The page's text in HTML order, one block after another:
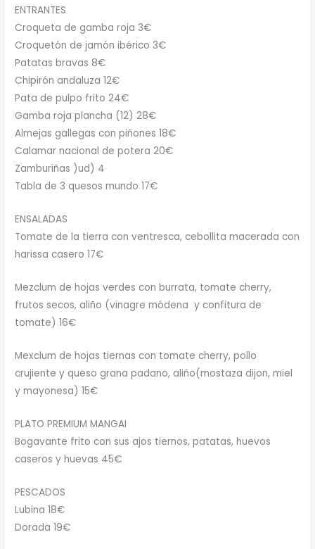
ENTRANTES
Croqueta de gamba roja 3€
Croquetón de jamón ibérico 3€
Patatas bravas 8€
Chipirón andaluza 12€
Pata de pulpo frito 24€
Gamba roja plancha (12) 28€
Almejas gallegas con piñones 18€
Calamar nacional de potera 20€
Zamburiñas )ud) 4
Tabla de 3 quesos mundo 17€
ENSALADAS
Tomate de la tierra con ventresca, cebollita macerada con
harissa casero 17€
Mezclum de hojas verdes con burrata, tomate cherry,
frutos secos, aliño (vinagre módena y confitura de
tomate) 16€
Mexclum de hojas tiernas con tomate cherry, pollo
crujiente y queso grana padano, aliño(mostaza dijon, miel
y mayonesa) 15€
PLATO PREMIUM MANGAI
Bogavante frito con sus ajos tiernos, patatas, huevos
caseros y huevas 45€
PESCADOS
Lubina 18€
Dorada 19€